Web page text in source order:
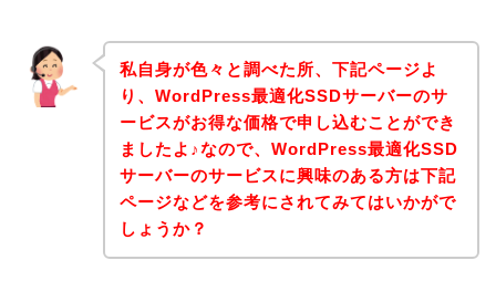
私自身が色々と調べた所、下記ページよ
り、WordPress最適化SSDサーバーのサ
ービスがお得な価格で申し込むことができ
ましたよ♪なので、WordPress最適化SSD
サーバーのサービスに興味のある方は下記
ページなどを参考にされてみてはいかがで
しょうか？